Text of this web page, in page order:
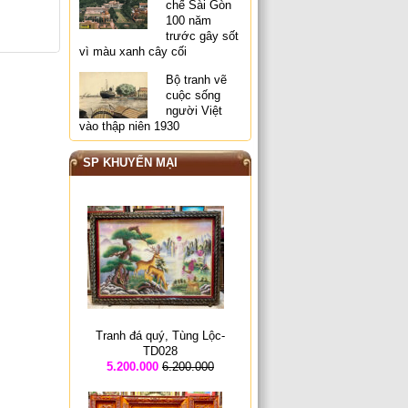
chế Sài Gòn
100 năm
trước gây sốt
vì màu xanh cây cối
Bộ tranh vẽ
cuộc sống
người Việt
vào thập niên 1930
SP KHUYẾN MẠI
Tranh đá quý, Tùng Lộc-
TD028
5.200.000 6.200.000